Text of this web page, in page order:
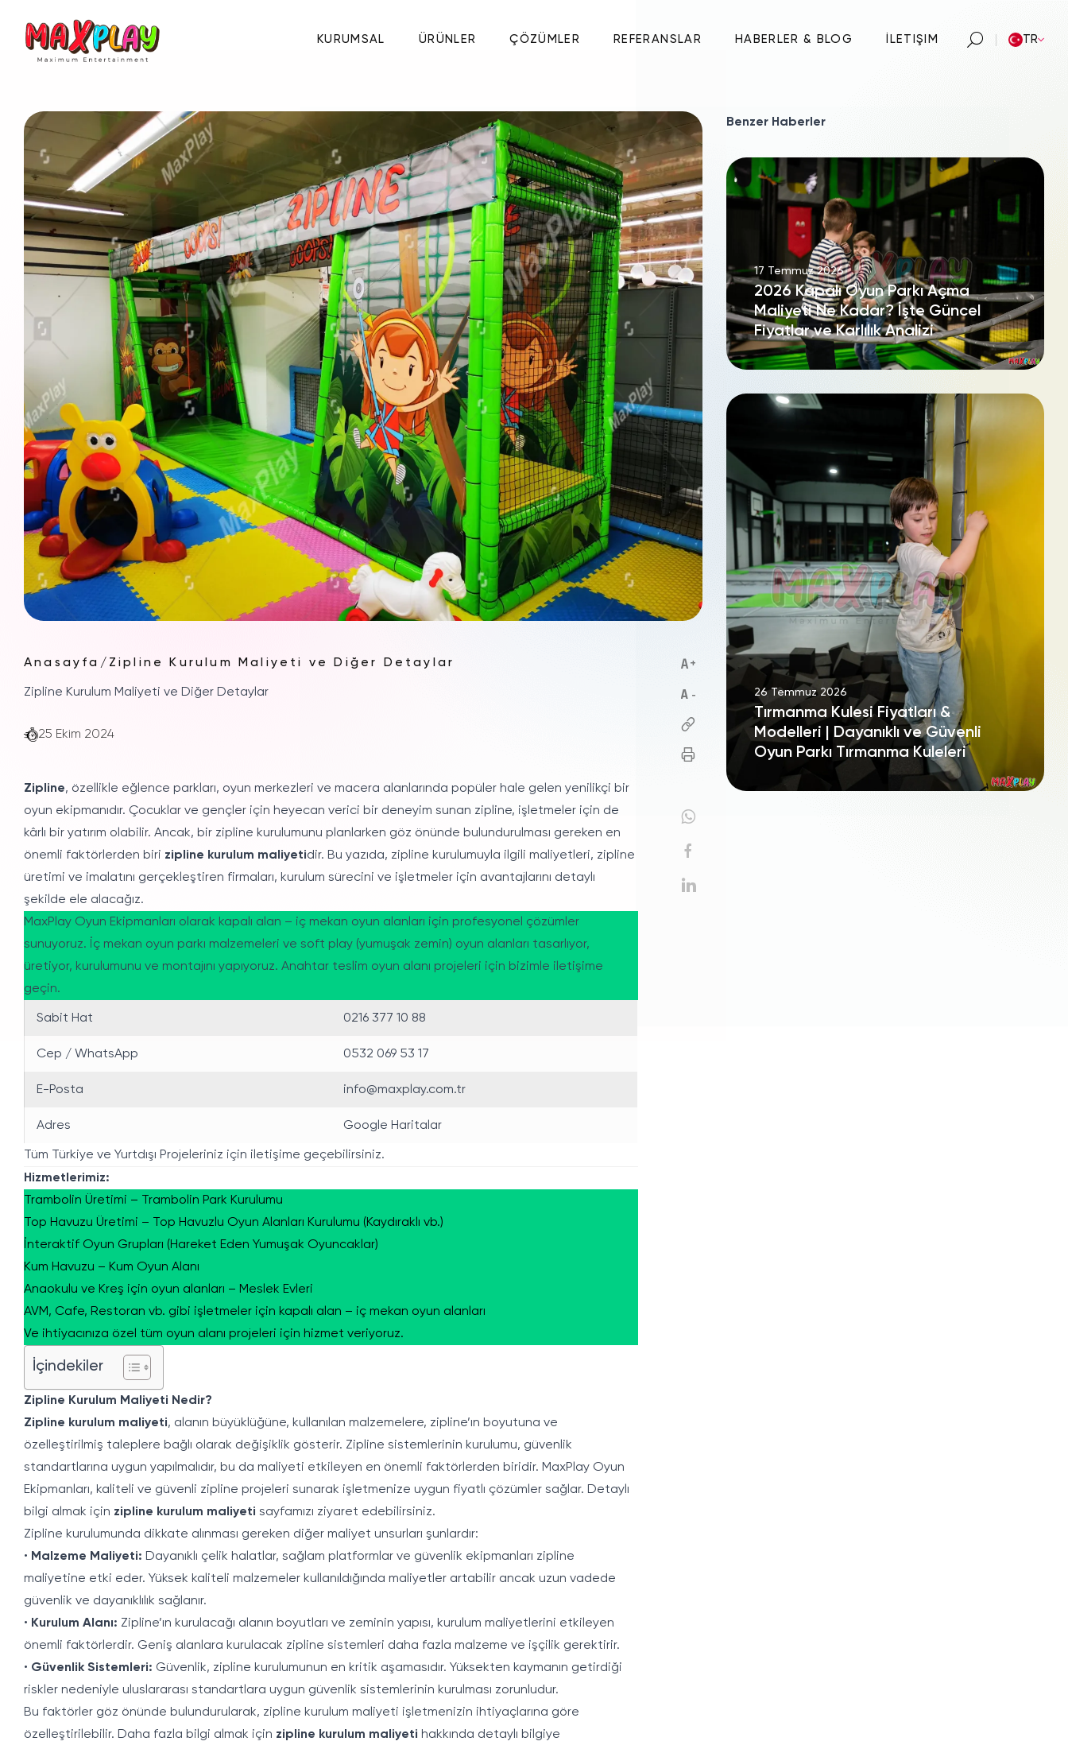
KURUMSAL
Hakkımızda
E-Katalog
Sertifikalar
ÜRÜNLER ÇÖZÜMLER REFERANSLAR HABERLER & BLOG İLETIŞIM TR
Anasayfa / Zipline Kurulum Maliyeti ve Diğer Detaylar
Zipline Kurulum Maliyeti ve Diğer Detaylar
25 Ekim 2024
Zipline, özellikle eğlence parkları, oyun merkezleri ve macera alanlarında popüler hale gelen yenilikçi bir
oyun ekipmanıdır. Çocuklar ve gençler için heyecan verici bir deneyim sunan zipline, işletmeler için de
kârlı bir yatırım olabilir. Ancak, bir zipline kurulumunu planlarken göz önünde bulundurulması gereken en
önemli faktörlerden biri zipline kurulum maliyetidir. Bu yazıda, zipline kurulumuyla ilgili maliyetleri, zipline
üretimi ve imalatını gerçekleştiren firmaları, kurulum sürecini ve işletmeler için avantajlarını detaylı
şekilde ele alacağız.
MaxPlay Oyun Ekipmanları olarak kapalı alan – iç mekan oyun alanları için profesyonel çözümler
sunuyoruz. İç mekan oyun parkı malzemeleri ve soft play (yumuşak zemin) oyun alanları tasarlıyor,
üretiyor, kurulumunu ve montajını yapıyoruz. Anahtar teslim oyun alanı projeleri için bizimle iletişime
geçin.
Sabit Hat 0216 377 10 88
Cep / WhatsApp 0532 069 53 17
E-Posta info@maxplay.com.tr
Adres Google Haritalar
Tüm Türkiye ve Yurtdışı Projeleriniz için iletişime geçebilirsiniz.
Hizmetlerimiz:
Trambolin Üretimi – Trambolin Park Kurulumu
Top Havuzu Üretimi – Top Havuzlu Oyun Alanları Kurulumu (Kaydıraklı vb.)
İnteraktif Oyun Grupları (Hareket Eden Yumuşak Oyuncaklar)
Kum Havuzu – Kum Oyun Alanı
Anaokulu ve Kreş için oyun alanları – Meslek Evleri
AVM, Cafe, Restoran vb. gibi işletmeler için kapalı alan – iç mekan oyun alanları
Ve ihtiyacınıza özel tüm oyun alanı projeleri için hizmet veriyoruz.
İçindekiler
Zipline Kurulum Maliyeti Nedir?
Zipline kurulum maliyeti, alanın büyüklüğüne, kullanılan malzemelere, zipline’ın boyutuna ve
özelleştirilmiş taleplere bağlı olarak değişiklik gösterir. Zipline sistemlerinin kurulumu, güvenlik
standartlarına uygun yapılmalıdır, bu da maliyeti etkileyen en önemli faktörlerden biridir. MaxPlay Oyun
Ekipmanları, kaliteli ve güvenli zipline projeleri sunarak işletmenize uygun fiyatlı çözümler sağlar. Detaylı
bilgi almak için zipline kurulum maliyeti sayfamızı ziyaret edebilirsiniz.
Zipline kurulumunda dikkate alınması gereken diğer maliyet unsurları şunlardır:
• Malzeme Maliyeti: Dayanıklı çelik halatlar, sağlam platformlar ve güvenlik ekipmanları zipline
maliyetine etki eder. Yüksek kaliteli malzemeler kullanıldığında maliyetler artabilir ancak uzun vadede
güvenlik ve dayanıklılık sağlanır.
• Kurulum Alanı: Zipline’ın kurulacağı alanın boyutları ve zeminin yapısı, kurulum maliyetlerini etkileyen
önemli faktörlerdir. Geniş alanlara kurulacak zipline sistemleri daha fazla malzeme ve işçilik gerektirir.
• Güvenlik Sistemleri: Güvenlik, zipline kurulumunun en kritik aşamasıdır. Yüksekten kaymanın getirdiği
riskler nedeniyle uluslararası standartlara uygun güvenlik sistemlerinin kurulması zorunludur.
Bu faktörler göz önünde bulundurularak, zipline kurulum maliyeti işletmenizin ihtiyaçlarına göre
özelleştirilebilir. Daha fazla bilgi almak için zipline kurulum maliyeti hakkında detaylı bilgiye
Benzer Haberler
17 Temmuz 2026
2026 Kapalı Oyun Parkı Açma
Maliyeti Ne Kadar? İşte Güncel
Fiyatlar ve Karlılık Analizi
26 Temmuz 2026
Tırmanma Kulesi Fiyatları &
Modelleri | Dayanıklı ve Güvenli
Oyun Parkı Tırmanma Kuleleri